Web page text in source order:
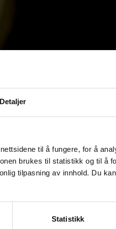
Detaljer
til å fungere, for å
brukes til statistikk og til å
tilpasning av innhold. Du
Statistikk
hjelp og beskyttelse. Du